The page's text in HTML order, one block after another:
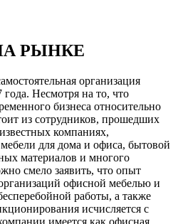
РЫНКЕ
организация
года. Несмотря на то, что
бизнеса относительно
из сотрудников, прошедших
компаниях,
для дома и офиса, бытовой
материалов и многого
смело заявить, что опыт
офисной мебелью и
работы, а также
исчисляется с
имеется как офисная